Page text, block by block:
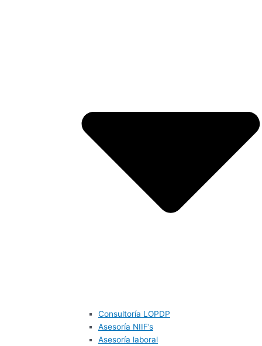
Consultoría LOPDP
Asesoría NIIF’s
Asesoría laboral